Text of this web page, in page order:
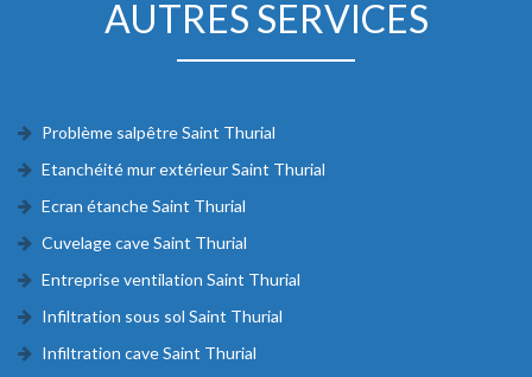
AUTRES SERVICES
Problème salpêtre Saint Thurial
Etanchéité mur extérieur Saint Thurial
Ecran étanche Saint Thurial
Cuvelage cave Saint Thurial
Entreprise ventilation Saint Thurial
Infiltration sous sol Saint Thurial
Infiltration cave Saint Thurial